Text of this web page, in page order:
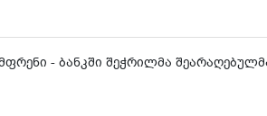
- ბანკში შეჭრილმა